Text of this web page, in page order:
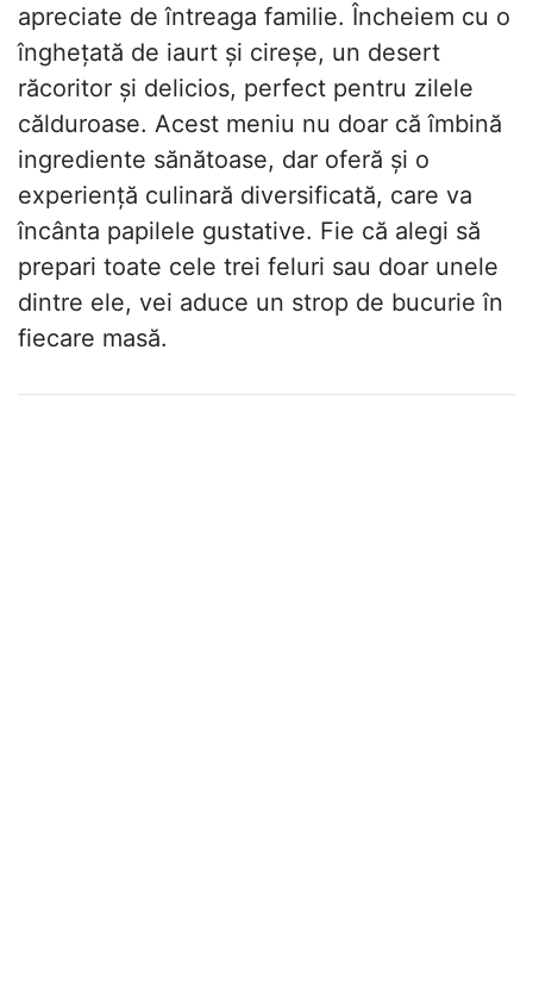
apreciate de întreaga familie. Încheiem cu o
înghețată de iaurt și cireșe, un desert
răcoritor și delicios, perfect pentru zilele
călduroase. Acest meniu nu doar că îmbină
ingrediente sănătoase, dar oferă și o
experiență culinară diversificată, care va
încânta papilele gustative. Fie că alegi să
prepari toate cele trei feluri sau doar unele
dintre ele, vei aduce un strop de bucurie în
fiecare masă.